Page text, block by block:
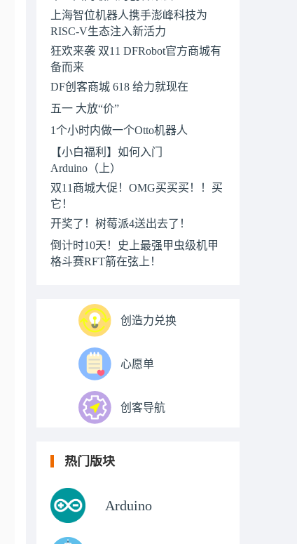
上海智位机器人携手澎峰科技为
RISC-V生态注入新活力
狂欢来袭 双11 DFRobot官方商城有
备而来
DF创客商城 618 给力就现在
五一 大放“价”
1个小时内做一个Otto机器人
【小白福利】如何入门
Arduino（上）
双11商城大促！OMG买买买！！买
它！
开奖了！树莓派4送出去了！
倒计时10天！史上最强甲虫级机甲
格斗赛RFT箭在弦上！
创造力兑换
心愿单
创客导航
热门版块
Arduino